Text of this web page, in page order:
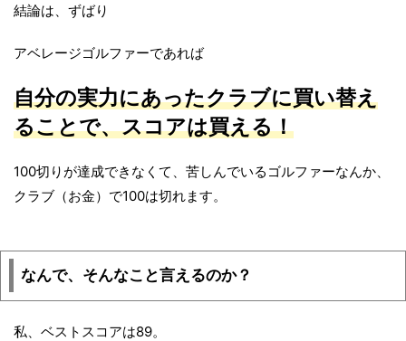
結論は、ずばり
アベレージゴルファーであれば
自分の実力にあったクラブに買い替え
ることで、スコアは買える！
100切りが達成できなくて、苦しんでいるゴルファーなんか、
クラブ（お金）で100は切れます。
なんで、そんなこと言えるのか？
私、ベストスコアは89。